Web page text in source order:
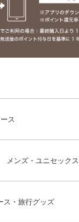
ス
メンズ・ユニセックス
ス・旅行グッズ